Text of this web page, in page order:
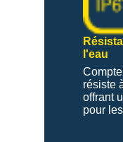
l'eau
résiste
offrant
pour